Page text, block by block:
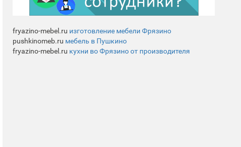
fryazino-mebel.ru изготовление мебели Фрязино
pushkinomeb.ru мебель в Пушкино
fryazino-mebel.ru кухни во Фрязино от производителя